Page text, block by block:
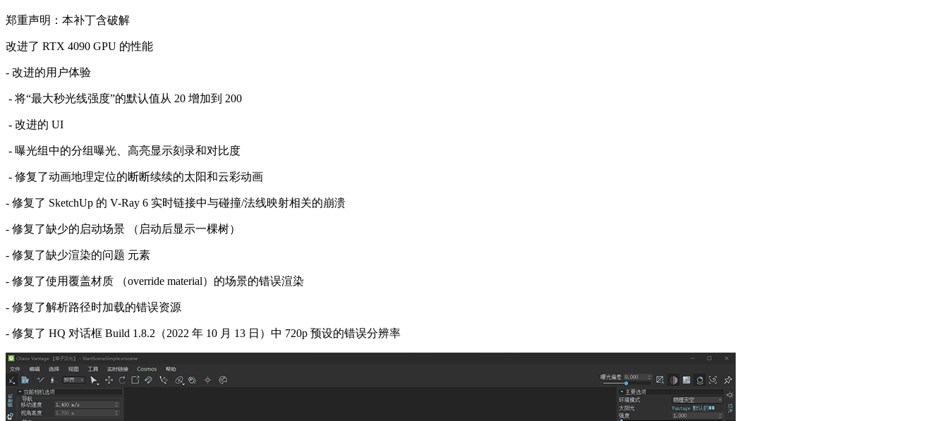
郑重声明：本补丁含破解
改进了 RTX 4090 GPU 的性能
- 改进的用户体验
- 将“最大秒光线强度”的默认值从 20 增加到 200
- 改进的 UI
- 曝光组中的分组曝光、高亮显示刻录和对比度
- 修复了动画地理定位的断断续续的太阳和云彩动画
- 修复了 SketchUp 的 V-Ray 6 实时链接中与碰撞/法线映射相关的崩溃
- 修复了缺少的启动场景 （启动后显示一棵树）
- 修复了缺少渲染的问题 元素
- 修复了使用覆盖材质 （override material）的场景的错误渲染
- 修复了解析路径时加载的错误资源
- 修复了 HQ 对话框 Build 1.8.2（2022 年 10 月 13 日）中 720p 预设的错误分辨率